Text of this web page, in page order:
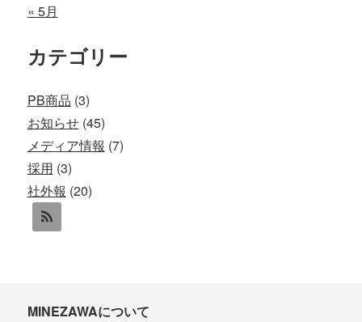
« 5月
カテゴリー
PB商品 (3)
お知らせ(45)
メディア情報 (7)
採用 (3)
社外報 (20)
MINEZAWAについて